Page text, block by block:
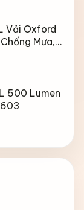
Vải Oxford
Mưa,
Phản
500 Lumen